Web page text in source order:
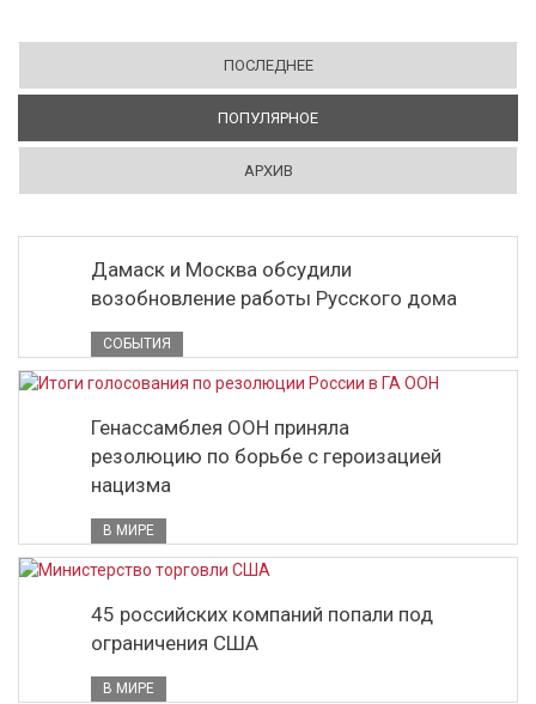
ПОСЛЕДНЕЕ
ПОПУЛЯРНОЕ
АРХИВ
Дамаск и Москва обсудили
возобновление работы Русского дома
СОБЫТИЯ
Генассамблея ООН приняла
резолюцию по борьбе с героизацией
нацизма
В МИРЕ
45 российских компаний попали под
ограничения США
В МИРЕ